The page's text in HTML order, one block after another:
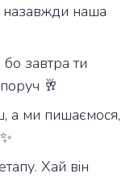
наша
завтра ти
🥂
а ми пишаємося,
Хай він